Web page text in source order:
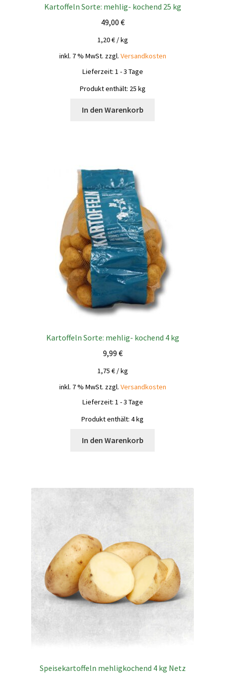
Kartoffeln Sorte: mehlig- kochend 25 kg
49,00 €
1,20€/kg
inkl. 7 % MwSt. zzgl. Versandkosten
Lieferzeit: 1 - 3 Tage
Produkt enthält: 25 kg
In den Warenkorb
Kartoffeln Sorte: mehlig- kochend 4 kg
9,99 €
1,75 €/kg
inkl. 7 % MwSt. zzgl. Versandkosten
Lieferzeit: 1 - 3 Tage
Produkt enthält: 4kg
In den Warenkorb
Speisekartoffeln mehligkochend 4 kg Netz